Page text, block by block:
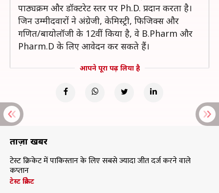
पाठ्यक्रम और डॉक्टरेट स्तर पर Ph.D. प्रदान करता है।
जिन उम्मीदवारों ने अंग्रेजी, केमिस्ट्री, फिजिक्स और
गणित/बायोलॉजी के 12वीं किया है, वे B.Pharm और
Pharm.D के लिए आवेदन कर सकते हैं।
आपने पूरा पढ़ लिया है
ताज़ा खबरें
टेस्ट क्रिकेट में पाकिस्तान के लिए सबसे ज्यादा जीत दर्ज करने वाले
कप्तान
टेस्ट क्रिकेट